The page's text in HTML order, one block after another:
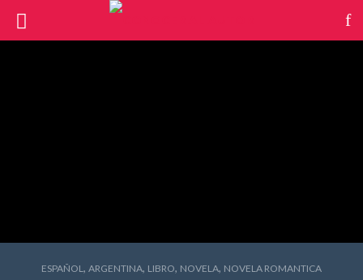
ESPAÑOL, ARGENTINA, LIBRO, NOVELA, NOVELA ROMANTICA